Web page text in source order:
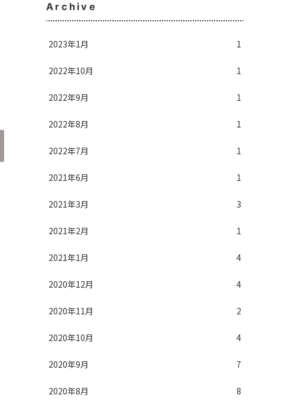
Archive
2023年1月 1
2022年10月 1
2022年9月 1
2022年8月 1
2022年7月 1
2021年6月 1
2021年3月 3
2021年2月 1
2021年1月 4
2020年12月 4
2020年11月 2
2020年10月 4
2020年9月 7
2020年8月 8